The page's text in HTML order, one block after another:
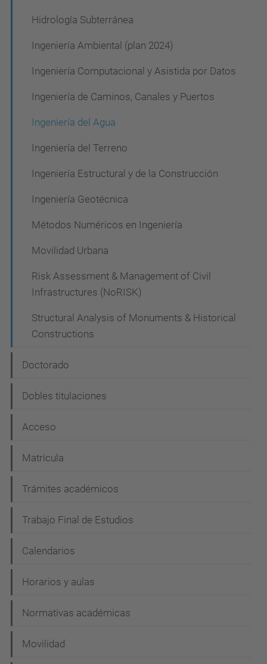
Hidrología Subterránea
Ingeniería Ambiental (plan 2024)
Ingeniería Computacional y Asistida por Datos
Ingeniería de Caminos, Canales y Puertos
Ingeniería del Agua
Ingeniería del Terreno
Ingeniería Estructural y de la Construcción
Ingeniería Geotécnica
Métodos Numéricos en Ingeniería
Movilidad Urbana
Risk Assessment & Management of Civil
Infrastructures (NoRISK)
Structural Analysis of Monuments & Historical
Constructions
Doctorado
Dobles titulaciones
Acceso
Matrícula
Trámites académicos
Trabajo Final de Estudios
Calendarios
Horarios y aulas
Normativas académicas
Movilidad